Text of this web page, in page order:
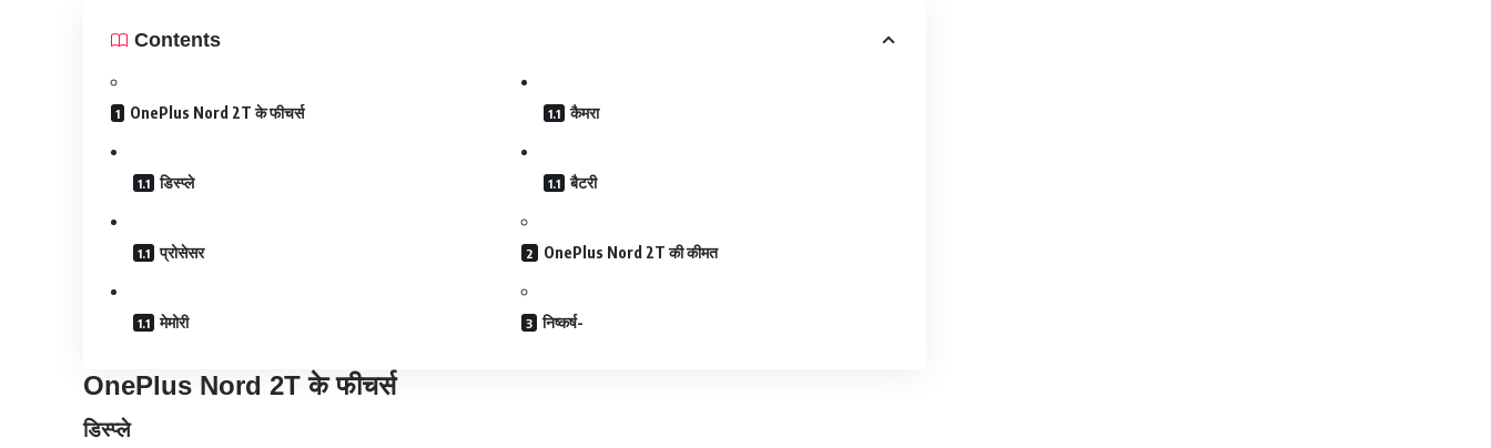
Contents
OnePlus Nord 2T के फीचर्स
डिस्प्ले
प्रोसेसर
मेमोरी
कैमरा
बैटरी
OnePlus Nord 2T की कीमत
निष्कर्ष-
OnePlus Nord 2T के फीचर्स
डिस्प्ले